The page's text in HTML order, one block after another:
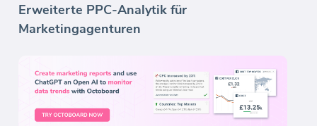
Erweiterte PPC-Analytik für
Marketingagenturen